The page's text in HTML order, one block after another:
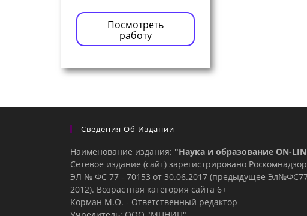
Посмотреть
работу
Сведения Об Издании
Наименование издания: "Наука и образование ON-
Сетевое издание (сайт) зарегистрировано
ЭЛ № ФС 77 - 70153 от 30.06.2017 (предыдущее
2012). Возрастная категория сайта 6+
Корман М.О. - Ответственный редактор